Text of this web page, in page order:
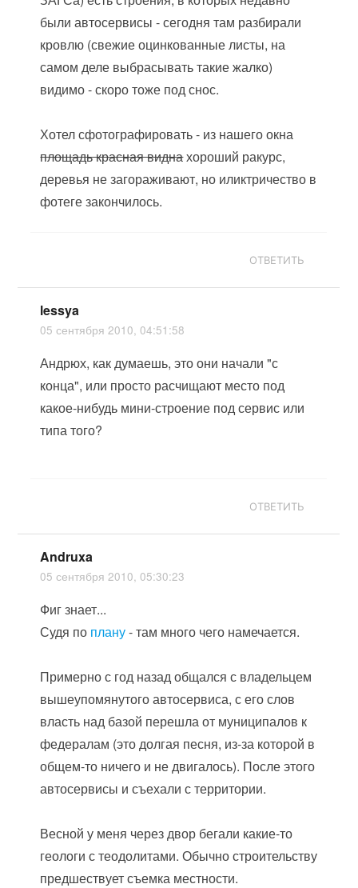
были автосервисы - сегодня там разбирали
кровлю (свежие оцинкованные листы, на
самом деле выбрасывать такие жалко)
видимо - скоро тоже под снос.
Хотел сфотографировать - из нашего окна
площадь красная виднахороший ракурс,
деревья не загораживают, но иликтричество в
фотеге закончилось.
ОТВЕТИТЬ
lessya
05 сентября 2010, 04:51:58
Андрюх, как думаешь, это они начали "с
конца", или просто расчищают место под
какое-нибудь мини-строение под сервис или
типа того?
ОТВЕТИТЬ
Andruxa
05 сентября 2010, 05:30:23
Фиг знает...
Судя по плану- там много чего намечается.
Примерно с год назад общался с владельцем
вышеупомянутого автосервиса, с его слов
власть над базой перешла от муниципалов к
федералам (это долгая песня, из-за которой в
общем-то ничего и не двигалось). После этого
автосервисы и съехали с территории.
Весной у меня через двор бегали какие-то
геологи с теодолитами. Обычно строительству
предшествует съемка местности.